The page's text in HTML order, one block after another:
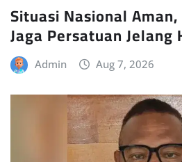
Situasi Nasional
Jaga Persatuan Jelang
Admin Aug 7, 2026